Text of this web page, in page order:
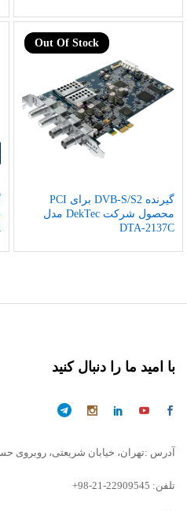
Out Of Stock
گیرنده DVB-S/S2 برای PCI
محصول شرکت DekTec مدل
DTA-2137C
با امید ما را دنبال کنید
آدرس :تهران، خیابان شریعتی، روبروی حسینیه
تلفن: 22909545-21-98+